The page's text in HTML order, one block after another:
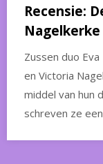
Recensie:
Nagelkerke
Zussen duo
en Victoria
middel van hun
schreven ze